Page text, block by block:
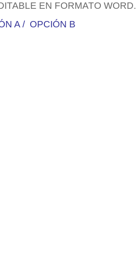
EN FORMATO WORD.
A/ OPCIÓN B